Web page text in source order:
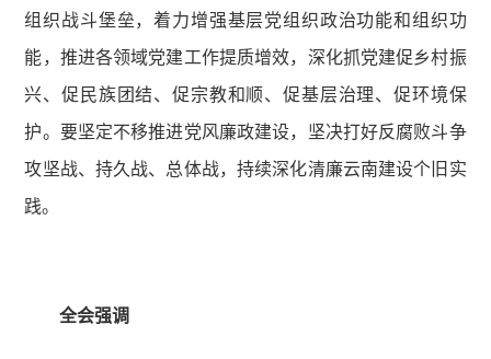
组织战斗堡垒，着力增强基层党组织政治功能和组织功
能，推进各领域党建工作提质增效，深化抓党建促乡村振
兴、促民族团结、促宗教和顺、促基层治理、促环境保
护。要坚定不移推进党风廉政建设，坚决打好反腐败斗争
攻坚战、持久战、总体战，持续深化清廉云南建设个旧实
践。
全会强调